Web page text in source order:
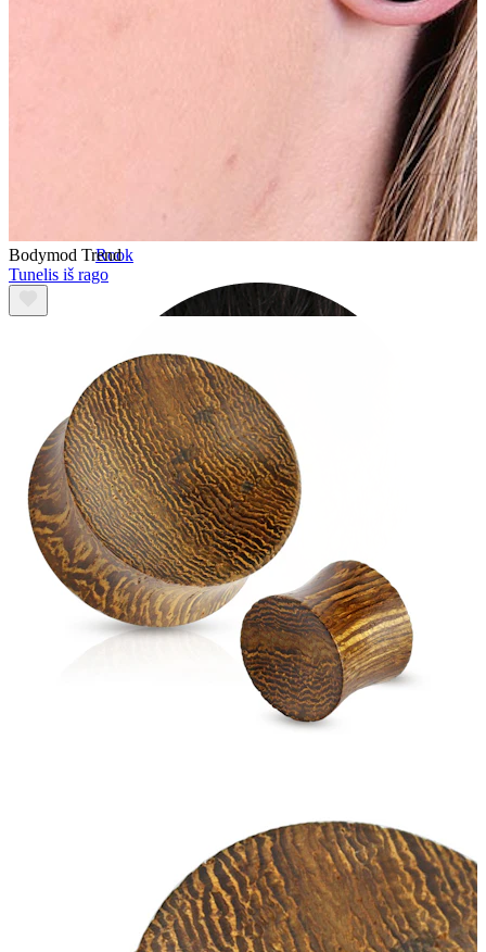
Rook
Stretching
Pirkite Titaną
Bodymod Trend
Tunelis iš rago